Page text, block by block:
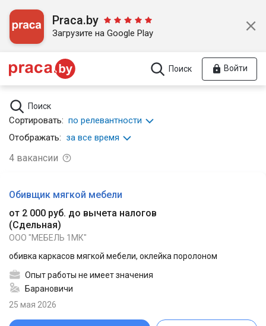
Praca.by
Загрузите на Google Play
Поиск Войти
Поиск
Сортировать: по релевантности
Отображать: за все время
4 вакансии
Обивщик мягкой мебели
от 2 000 руб. до вычета налогов
(Сдельная)
ООО "МЕБЕЛЬ 1МК"
обивка каркасов мягкой мебели, оклейка поролоном
Опыт работы не имеет значения
Барановичи
25 мая 2026